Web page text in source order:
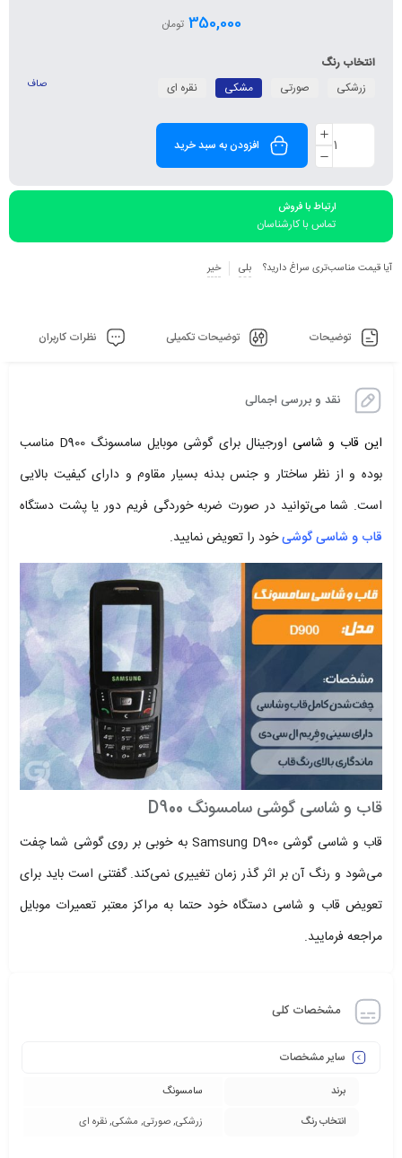
350,000 تومان
انتخاب رنگ
زرشکی
صورتی مشکی نقره ای صاف
افزودن به سبد خرید
ارتباط با فروش
تماس با کارشناسان
آیا قیمت مناسب‌تری سراغ دارید؟ بلی خیر
توضیحات توضیحات تکمیلی نظرات کاربران
نقد و بررسی اجمالی
این قاب و شاسی
اورجینال برای گوشی موبایل سامسونگ D900 مناسب
بوده و از نظر ساختار و جنس بدنه بسیار مقاوم و دارای کیفیت بالایی
است. شما می‌توانید در صورت ضربه خوردگی فریم دور یا پشت دستگاه
قاب و شاسی گوشیخود را تعویض نمایید.
قاب و شاسی گوشی سامسونگ D900
قاب و شاسی گوشی Samsung D900 به خوبی بر روی گوشی شما چفت
می‌شود و رنگ آن بر اثر گذر زمان تغییری نمی‌کند. گفتنی است باید برای
تعویض قاب و شاسی دستگاه خود حتما به مراکز معتبر تعمیرات موبایل
مراجعه فرمایید.
مشخصات کلی
سایر مشخصات
برند
سامسونگ
انتخاب رنگ
زرشکی, صورتی, مشکی, نقره ای